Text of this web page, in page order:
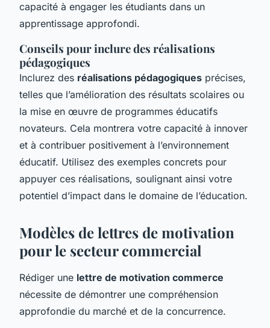
capacité à engager les étudiants dans un
apprentissage approfondi.
Conseils pour inclure des réalisations
pédagogiques
Inclurez des réalisations pédagogiques précises,
telles que l’amélioration des résultats scolaires ou
la mise en œuvre de programmes éducatifs
novateurs. Cela montrera votre capacité à innover
et à contribuer positivement à l’environnement
éducatif. Utilisez des exemples concrets pour
appuyer ces réalisations, soulignant ainsi votre
potentiel d’impact dans le domaine de l’éducation.
Modèles de lettres de motivation
pour le secteur commercial
Rédiger une lettre de motivation commerce
nécessite de démontrer une compréhension
approfondie du marché et de la concurrence.